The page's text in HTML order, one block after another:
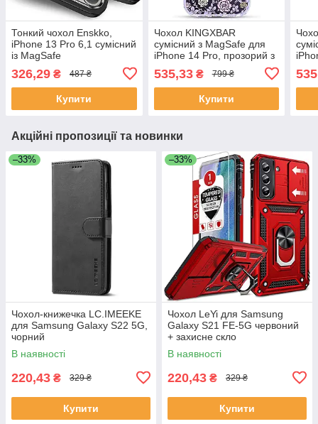
Тонкий чохол Enskko,
iPhone 13 Pro 6,1 сумісний
із MagSafe
326,29 ₴ 487 ₴
Купити
Чохол KINGXBAR
сумісний з MagSafe для
iPhone 14 Pro, прозорий з
535,33₴ 799 ₴
Купити
Акційні пропозиції та новинки
–33%
Чохол-книжечка LC.IMEEKE
для Samsung Galaxy S22 5G,
чорний
В наявності
220,43 ₴ 329 ₴
Купити
–33%
Чохол LeYi для Samsung
Galaxy S21 FE-5G червоний
+ захисне скло
В наявності
220,43 ₴ 329 ₴
Купити